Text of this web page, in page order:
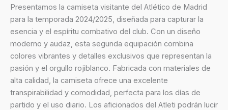
Presentamos la camiseta visitante del Atlético de Madrid
para la temporada 2024/2025, diseñada para capturar la
esencia y el espíritu combativo del club. Con un diseño
moderno y audaz, esta segunda equipación combina
colores vibrantes y detalles exclusivos que representan la
pasión y el orgullo rojiblanco. Fabricada con materiales de
alta calidad, la camiseta ofrece una excelente
transpirabilidad y comodidad, perfecta para los días de
partido y el uso diario. Los aficionados del Atleti podrán lucir